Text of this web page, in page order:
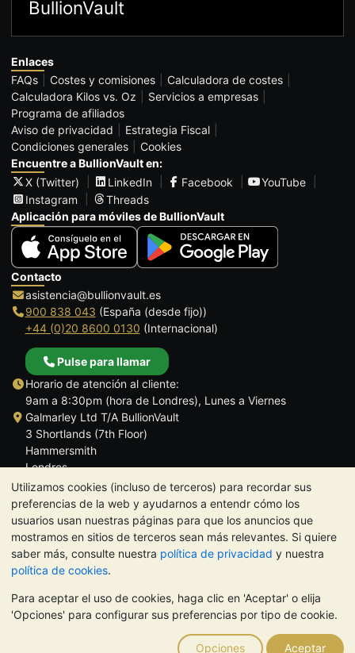
Utilizamos cookies (incluso de terceros) para recordar sus
preferencias de la web y ayudarnos a entendr cómo los
usuarios usan nuestras páginas para que los anuncios que
mostramos en sitios de terceros sean más relevantes. Si quiere
saber más, consulte nuestra política de privacidad y nuestra
política de cookies.
Para aceptar el uso de cookies, haga clic en 'Aceptar' o elija
'Opciones' para configurar sus preferencias por tipo de cookie.
Opciones Aceptar
BullionVault
Enlaces
FAQs
Costes y comisiones
Calculadora de costes
Calculadora Kilos vs. Oz
Servicios a empresas
Programa de afiliados
Aviso de privacidad
Estrategia Fiscal
Condiciones generales
Cookies
Encuentre a BullionVault en:
X (Twitter)
LinkedIn Facebook
YouTube
Instagram
Threads
Aplicación para móviles de BullionVault
Contacto
asistencia@bullionvault.es
900 838 043 (España (desde fijo))
+44 (0)20 8600 0130 (Internacional)
Pulse para llamar
Horario de atención al cliente:
9am a 8:30pm (hora de Londres), Lunes a Viernes
Galmarley Ltd T/A BullionVault
3 Shortlands (7th Floor)
Hammersmith
Londres
W6 8DA
Reino Unido
NOTA: El valor de los metales preciosos puede tanto bajar como
subir. Las tendencias históricas no garantizan la evolución
futura de los precios. Nada de lo contenido en los sitios web de
BullionVault ni en ninguna de sus comunicaciones constituye